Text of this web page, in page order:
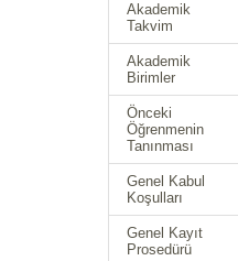
Akademik
Takvim
Akademik
Birimler
Önceki
Öğrenmenin
Tanınması
Genel Kabul
Koşulları
Genel Kayıt
Prosedürü